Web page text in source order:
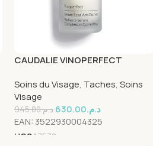
CAUDALIE VINOPERFECT
ML
Soins du Visage, Taches, Soins
Visage
د.م.945.00 د.م.630.00
EAN: 3522930004325
UGS 17530